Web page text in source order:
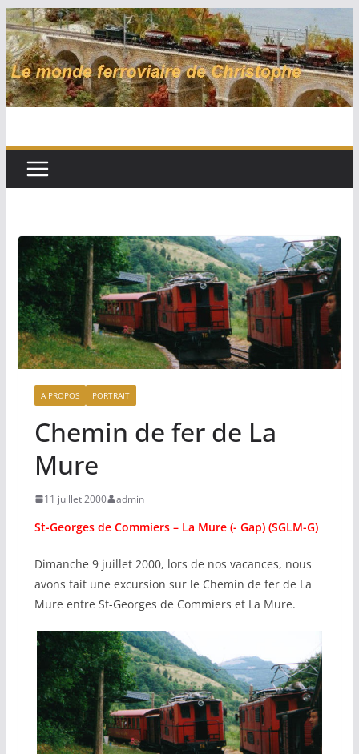
Passer
au
contenu
A PROPOS PORTRAIT
Chemin de fer de La
Mure
11 juillet 2000 admin
St-Georges de Commiers – La Mure (- Gap) (SGLM-G)
Dimanche 9 juillet 2000, lors de nos vacances, nous
avons fait une excursion sur le Chemin de fer de La
Mure entre St-Georges de Commiers et La Mure.